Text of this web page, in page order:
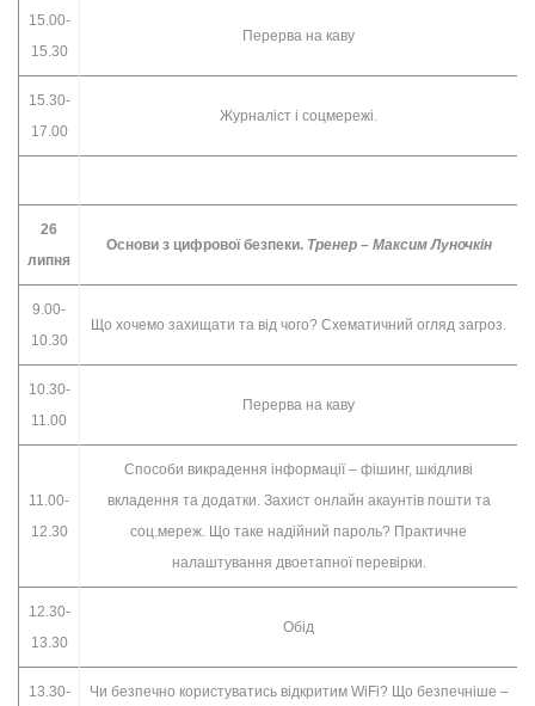
15.00-
15.30
Перерва на каву
15.30-
17.00
Журналіст і соцмережі.
26
липня
Основи з цифрової безпеки. Тренер – Максим Луночкін
9.00-
10.30
Що хочемо захищати та від чого? Схематичний огляд загроз.
10.30-
11.00
Перерва на каву
11.00-
12.30
Способи викрадення інформації – фішинг, шкідливі
вкладення та додатки. Захист онлайн акаунтів пошти та
соц.мереж. Що таке надійний пароль? Практичне
налаштування двоетапної перевірки.
12.30-
13.30
Обід
13.30-
Чи безпечно користуватись відкритим WiFi? Що безпечніше –